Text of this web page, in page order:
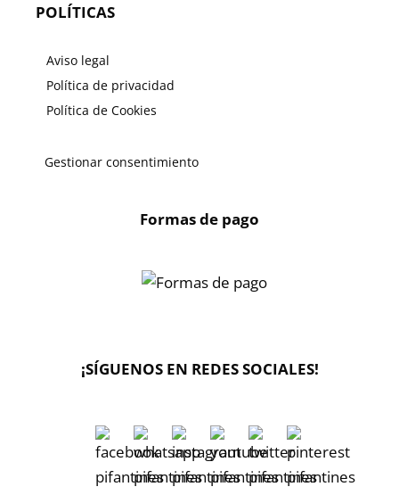
POLÍTICAS
Aviso legal
Política de privacidad
Política de Cookies
Gestionar consentimiento
Formas de pago
¡SÍGUENOS EN REDES SOCIALES!
📞 Contactar Whatsapp
📧 Enviar mensaje
📦 Seguimiento de mi pedido